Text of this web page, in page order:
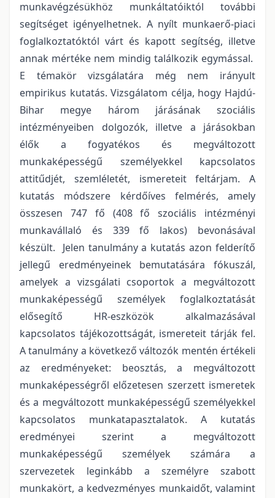
munkavégzésükhöz munkáltatóiktól további
segítséget igényelhetnek. A nyílt munkaerő-piaci
foglalkoztatóktól várt és kapott segítség, illetve
annak mértéke nem mindig találkozik egymással.
E témakör vizsgálatára még nem irányult
empirikus kutatás. Vizsgálatom célja, hogy Hajdú-
Bihar megye három járásának szociális
intézményeiben dolgozók, illetve a járásokban
élők a fogyatékos és megváltozott
munkaképességű személyekkel kapcsolatos
attitűdjét, szemléletét, ismereteit feltárjam. A
kutatás módszere kérdőíves felmérés, amely
összesen 747 fő (408 fő szociális intézményi
munkavállaló és 339 fő lakos) bevonásával
készült. Jelen tanulmány a kutatás azon felderítő
jellegű eredményeinek bemutatására fókuszál,
amelyek a vizsgálati csoportok a megváltozott
munkaképességű személyek foglalkoztatását
elősegítő HR-eszközök alkalmazásával
kapcsolatos tájékozottságát, ismereteit tárják fel.
A tanulmány a következő változók mentén értékeli
az eredményeket: beosztás, a megváltozott
munkaképességről előzetesen szerzett ismeretek
és a megváltozott munkaképességű személyekkel
kapcsolatos munkatapasztalatok. A kutatás
eredményei szerint a megváltozott
munkaképességű személyek számára a
szervezetek leginkább a személyre szabott
munkakört, a kedvezményes munkaidőt, valamint